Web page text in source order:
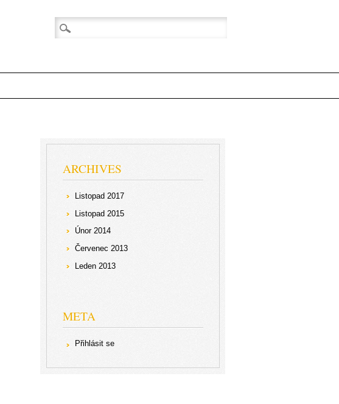
ARCHIVES
Listopad 2017
Listopad 2015
Únor 2014
Červenec 2013
Leden 2013
META
Přihlásit se